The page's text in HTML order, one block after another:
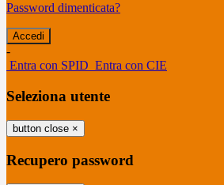
Password dimenticata?
-
Entra con SPID Entra con CIE
Seleziona utente
button close ×
Recupero password